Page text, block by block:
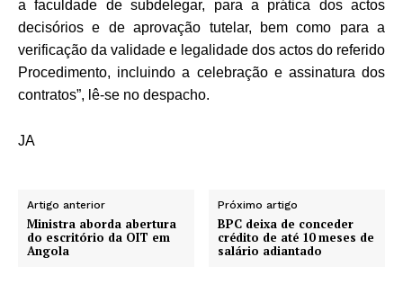
a faculdade de subdelegar, para a prática dos actos
decisórios e de aprovação tutelar, bem como para a
verificação da validade e legalidade dos actos do referido
Procedimento, incluindo a celebração e assinatura dos
contratos”, lê-se no despacho.
JA
Artigo anterior
Ministra aborda abertura
do escritório da OIT em
Angola
Próximo artigo
BPC deixa de conceder
crédito de até 10 meses de
salário adiantado